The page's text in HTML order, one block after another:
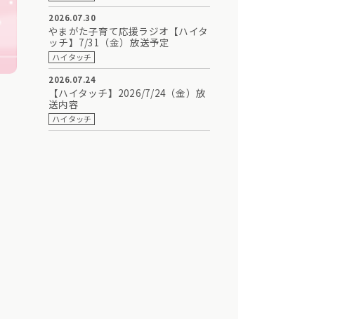
2026.07.30
やまがた子育て応援ラジオ【ハイタ
ッチ】7/31（金）放送予定
ハイタッチ
2026.07.24
【ハイタッチ】2026/7/24（金）放
送内容
ハイタッチ